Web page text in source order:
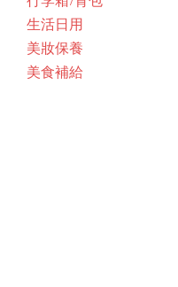
生活日用
美妝保養
美食補給